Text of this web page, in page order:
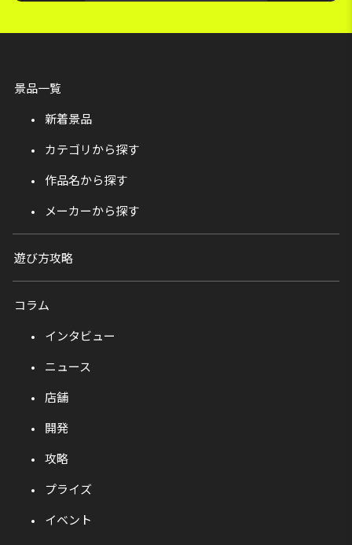
景品一覧
新着景品
カテゴリから探す
作品名から探す
メーカーから探す
遊び方攻略
コラム
インタビュー
ニュース
店舗
開発
攻略
プライズ
イベント